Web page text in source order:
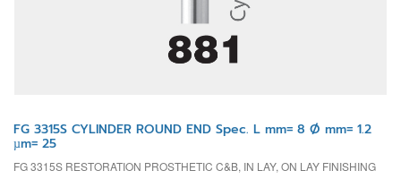
FG 3315S CYLINDER ROUND END Spec. L mm= 8 Ø mm= 1.2
µm= 25
FG 3315S RESTORATION PROSTHETIC C&B, IN LAY, ON LAY FINISHING